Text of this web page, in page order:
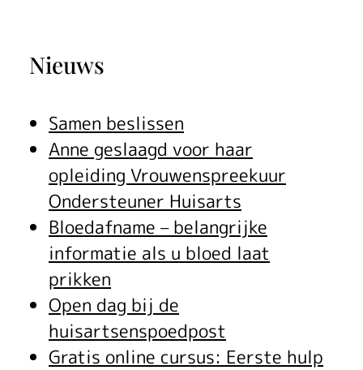
Nieuws
Samen beslissen
Anne geslaagd voor haar
opleiding Vrouwenspreekuur
Ondersteuner Huisarts
Bloedafname – belangrijke
informatie als u bloed laat
prikken
Open dag bij de
huisartsenspoedpost
Gratis online cursus: Eerste hulp